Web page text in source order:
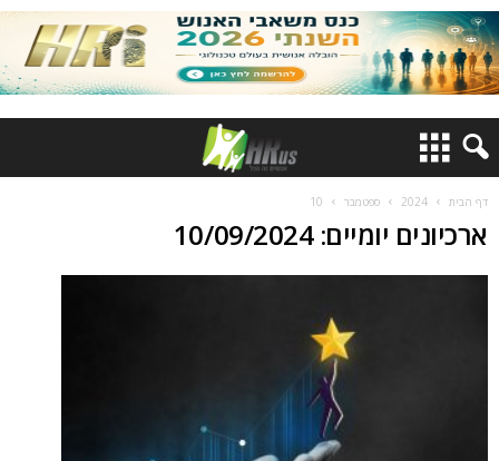
דף הבית 2024 ספטמבר 10
ארכיונים יומיים: 10/09/2024